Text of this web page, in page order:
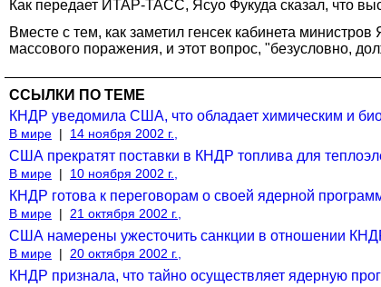
Как передает ИТАР-ТАСС, Ясуо Фукуда сказал, что
Вместе с тем, как заметил генсек кабинета
массового поражения, и этот вопрос, "безусловно,
ССЫЛКИ ПО ТЕМЕ
КНДР уведомила США, что обладает химическим и
В мире | 14 ноября 2002 г.,
США прекратят поставки в КНДР топлива для
В мире | 10 ноября 2002 г.,
КНДР готова к переговорам о своей ядерной
В мире | 21 октября 2002 г.,
США намерены ужесточить санкции в отношении
В мире | 20 октября 2002 г.,
КНДР признала, что тайно осуществляет ядерную